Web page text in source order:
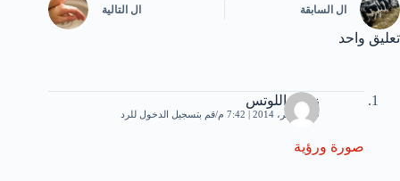
ال السابقة ال التالية
تعليق واحد
زهرة اللوتس
29 نوفمبر، 2014 | 7:42 م قم بتسجيل الدخول للرد
صورة ورؤية